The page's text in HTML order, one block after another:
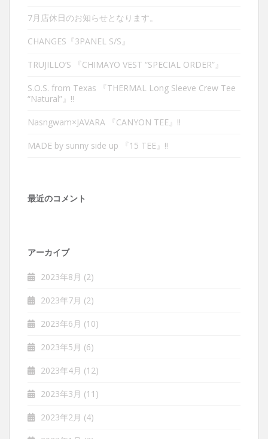
7月店休日のお知らせとなります。
CHANGES『3PANEL S/S』
TRUJILLO’S 『CHIMAYO VEST “SPECIAL ORDER”』
S.O.S. from Texas 『THERMAL Long Sleeve Crew Tee
“Natural”』‼︎
Nasngwam×JAVARA 『CANYON TEE』‼︎
MADE by sunny side up 『15 TEE』‼︎
最近のコメント
アーカイブ
2023年8月 (2)
2023年7月 (2)
2023年6月 (10)
2023年5月 (6)
2023年4月 (12)
2023年3月 (11)
2023年2月 (4)